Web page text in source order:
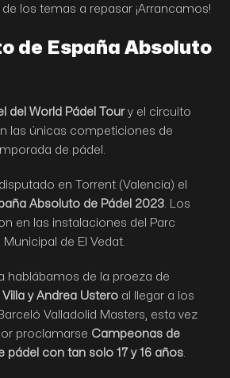
de los temas a repasar ¡Arrancamos!
de España Absoluto
del World Pádel Toury el circuito
las únicas competiciones de
de pádel.
en Torrent (Valencia) el
Absoluto de Pádel 2023. Los
en las instalaciones del Parc
de El Vedat.
hablábamos de la proeza de
y Andrea Ustero al llegar a los
Valladolid Masters, esta vez
proclamarse Campeonas de
pádel con tan solo 17 y 16 años.